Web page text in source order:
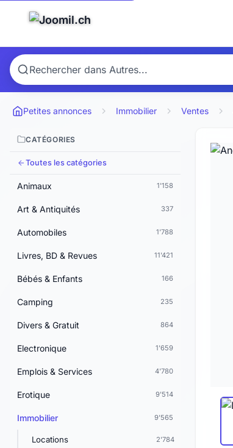
Petites annonces Immobilier Ventes
CATÉGORIES
Toutes les catégories
Animaux 1'158
Art & Antiquités 337
Automobiles 1'788
Livres, BD & Revues 11'421
Bébés & Enfants 166
Camping 235
Divers & Gratuit 864
Electronique 1'659
Emplois & Services 4'780
Erotique 9'514
Immobilier 9'565
Locations 2'784